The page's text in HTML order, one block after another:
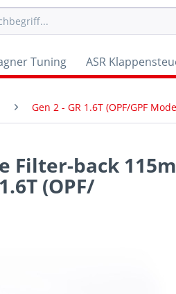
Tuning ASR
Gen 2 - GR 1.6T (OPF/GPF
Filter-back
(OPF/